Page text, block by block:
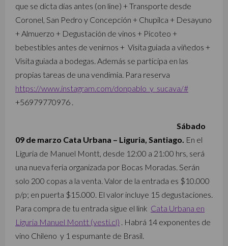
que se dicta días antes (on line) +Transporte desde
Coronel, San Pedro y Concepción + Chupilca + Desayuno
+ Almuerzo + Degustación de vinos + Picoteo +
bebestibles antes de venirnos + Visita guiada a viñedos +
Visita guiada a bodegas. Además se participa en las
propias tareas de una vendimia. Para reserva
https://www.instagram.com/donpablo_y_sucava/#
+56979770976 .
Sábado
09 de marzo Cata Urbana – Liguria, Santiago. En el
Liguria de Manuel Montt, desde 12:00 a 21:00 hrs, será
una nueva feria organizada por Bocas Moradas. Serán
solo 200 copas a la venta. Valor de la entrada es $10.000
p/p; en puerta $15.000. El valor incluye 15 degustaciones.
Para compra de tu entrada sigue el link Cata Urbana en
Liguria Manuel Montt (vesti.cl) . Habrá 14 exponentes de
vino Chileno y 1 espumante de Brasil.